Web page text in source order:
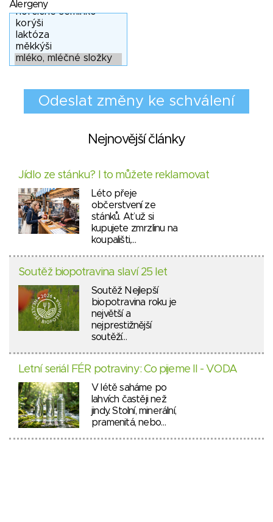
Alergeny
Nejnovější články
Jídlo ze stánku? I to můžete reklamovat
Léto přeje
občerstvení ze
stánků. Ať už si
kupujete zmrzlinu na
koupališti,…
Soutěž biopotravina slaví 25 let
Soutěž Nejlepší
biopotravina roku je
největší a
nejprestižnější
soutěží…
Letní seriál FÉR potraviny: Co pijeme II - VODA
V létě saháme po
lahvích častěji než
jindy. Stolní, minerální,
pramenitá, nebo…